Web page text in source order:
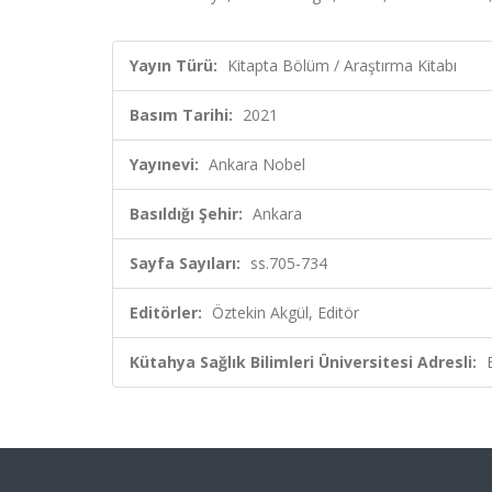
Yayın Türü: Kitapta Bölüm / Araştırma Kitabı
Basım Tarihi: 2021
Yayınevi: Ankara Nobel
Basıldığı Şehir: Ankara
Sayfa Sayıları: ss.705-734
Editörler: Öztekin Akgül, Editör
Kütahya Sağlık Bilimleri Üniversitesi Adresli: